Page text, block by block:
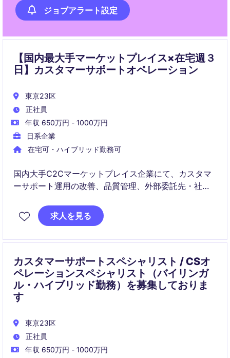
ジョブアラート設定
【国内最大手マーケットプレイス×在宅週３
日】カスタマーサポートオペレーション
東京23区
正社員
年収 650万円 - 1000万円
日系企業
在宅可・ハイブリッド勤務可
国内大手C2Cマーケットプレイス企業にて、カスタマ
ーサポート運用の改善、品質管理、外部委託先・社内
サポートオペレーションポジションです。
問い合わせ対応を支えるだけでなく、VoCやコンタク
求人を見る
カスタマーサポートスペシャリスト / CSオ
ペレーションスペシャリスト（バイリンガ
ル・ハイブリッド勤務）を募集しておりま
す
東京23区
正社員
年収 650万円 - 1000万円